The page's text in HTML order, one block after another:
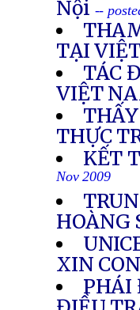
Nội --
TẠI
TÁC
VIỆT
THỰC
KẾT
Nov 2009
HOÀNG
XIN
PHÁI